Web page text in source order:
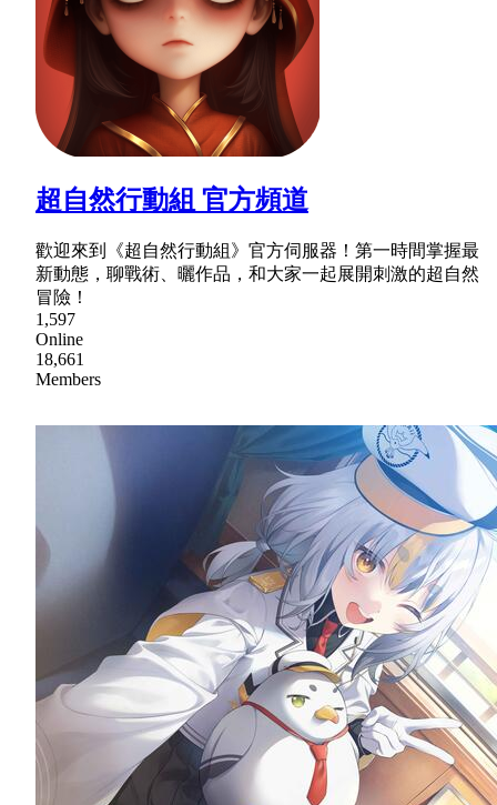
超自然行動組 官方頻道
歡迎來到《超自然行動組》官方伺服器！第一時間掌握最
新動態，聊戰術、曬作品，和大家一起展開刺激的超自然
冒險！
1,597
Online
18,661
Members